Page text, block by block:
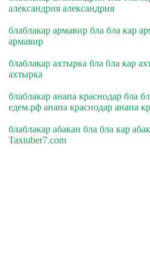
александрия александрия
блаблакар армавир бла бла кар
армавир
блаблакар ахтырка бла бла кар
ахтырка
блаблакар анапа краснодар бла
едем.рф анапа краснодар анапа
блаблакар абакан бла бла кар
Taxiuber7.com